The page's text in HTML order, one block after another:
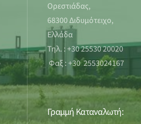
Ορεστιάδας,
68300 Διδυμότειχο,
Ελλάδα
Τηλ. : +30 25530 20020
Φαξ : +30 2553024167
Γραμμή Καταναλωτή: